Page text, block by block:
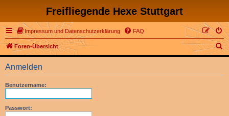
Freifliegende Hexe Stuttgart
Impressum und Datenschutzerklärung FAQ
Foren-Übersicht
S
u
Anmelden
Benutzername:
Passwort: